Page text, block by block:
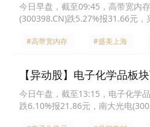
今日早盘，截至09:45，高带宽内
(300398.CN)跌5.27%报31.66元
#高带宽内存 #盛美上海
【异动股】电子化学品板
今日午盘，截至13:15，电子化学
跌6.10%报21.86元，南大光电